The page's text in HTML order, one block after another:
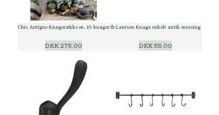
Chic Antigue Knagerække m. 10 knager
DKK 275,00
Ib Laursen Knage enkelt antik messing
DKK 55,00